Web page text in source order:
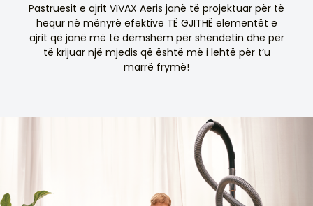
Pastruesit e ajrit VIVAX Aeris janë të projektuar për të
hequr në mënyrë efektive TË GJITHË elementët e
ajrit që janë më të dëmshëm për shëndetin dhe për
të krijuar një mjedis që është më i lehtë për t’u
marrë frymë!